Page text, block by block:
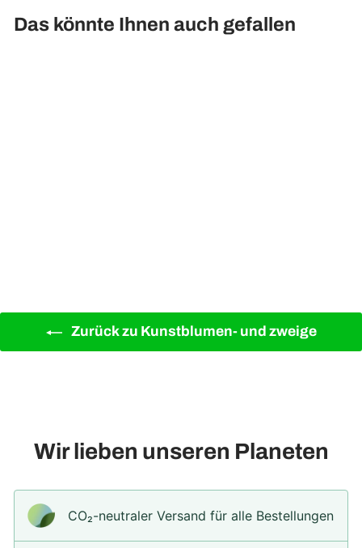
Das könnte Ihnen auch gefallen
Zurück zu Kunstblumen- und zweige
Wir lieben unseren Planeten
CO₂-neu­t­raler Versand für alle Bestellungen